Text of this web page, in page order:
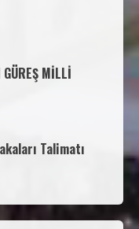
MİLLİ
Talimatı